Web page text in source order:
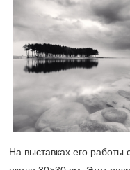
На выставках его работы